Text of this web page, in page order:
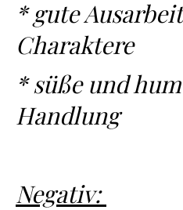
* gute
Charaktere
* süße und
Handlung
Negativ: